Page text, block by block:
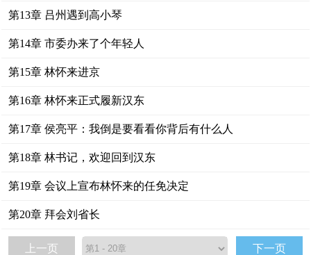
第13章 吕州遇到高小琴
第14章 市委办来了个年轻人
第15章 林怀来进京
第16章 林怀来正式履新汉东
第17章 侯亮平：我倒是要看看你背后有什么人
第18章 林书记，欢迎回到汉东
第19章 会议上宣布林怀来的任免决定
第20章 拜会刘省长
上一页 下一页